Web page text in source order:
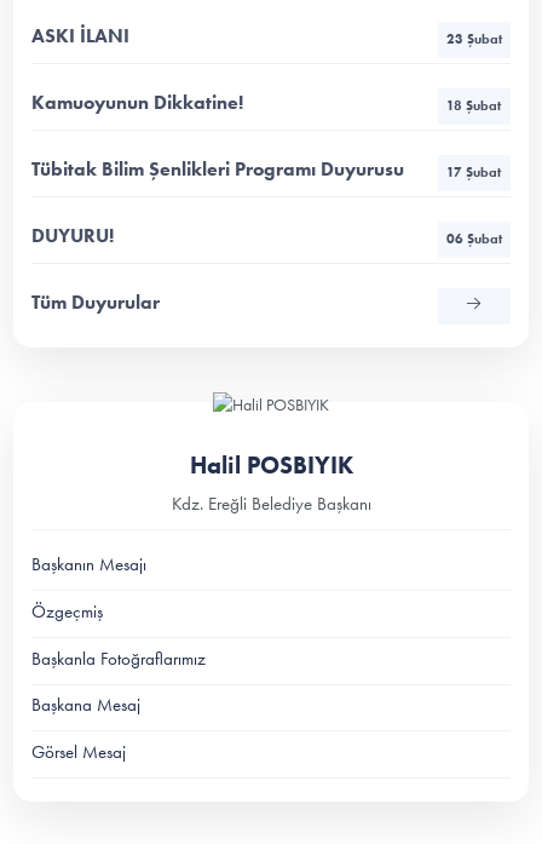
ASKI İLANI 23 Şubat
Kamuoyunun Dikkatine! 18 Şubat
Tübitak Bilim Şenlikleri Programı Duyurusu 17 Şubat
DUYURU! 06 Şubat
Tüm Duyurular
Halil POSBIYIK
Kdz. Ereğli Belediye Başkanı
Başkanın Mesajı
Özgeçmiş
Başkanla Fotoğraflarımız
Başkana Mesaj
Görsel Mesaj